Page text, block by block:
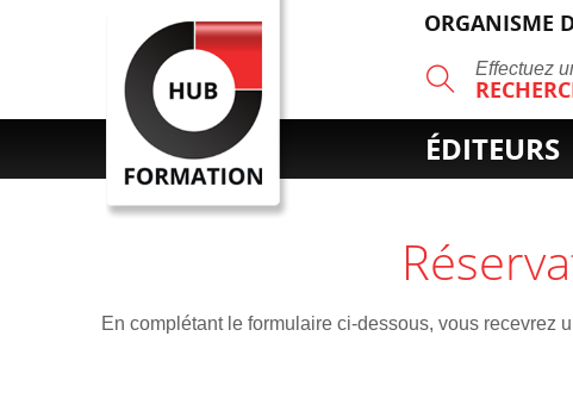
ORGANISME
Effectuez
ÉDITEURS
En complétant le formulaire ci-dessous, vous recevrez